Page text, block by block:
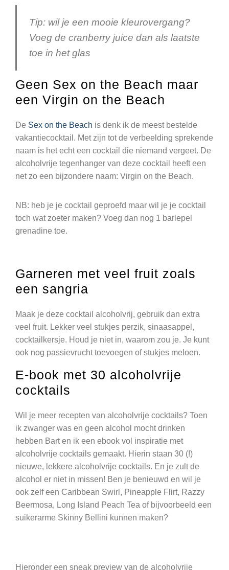
Tip: wil je een mooie kleurovergang?
Voeg de cranberry juice dan als laatste
toe in het glas
Geen Sex on the Beach maar
een Virgin on the Beach
De Sex on the Beach is denk ik de meest bestelde
vakantiecocktail. Met zijn tot de verbeelding sprekende
naam is het echt een cocktail die niemand vergeet. De
alcoholvrije tegenhanger van deze cocktail heeft een
net zo een bijzondere naam: Virgin on the Beach.
NB: heb je je cocktail geproefd maar wil je je cocktail
toch wat zoeter maken? Voeg dan nog 1 barlepel
grenadine toe.
Garneren met veel fruit zoals
een sangria
Maak je deze cocktail alcoholvrij, gebruik dan extra
veel fruit. Lekker veel stukjes perzik, sinaasappel,
cocktailkersje. Houd je niet in, waarom zou je. Je kunt
ook nog passievrucht toevoegen of stukjes meloen.
E-book met 30 alcoholvrije
cocktails
Wil je meer recepten van alcoholvrije cocktails? Toen
ik zwanger was en geen alcohol mocht drinken
hebben Bart en ik een ebook vol inspiratie met
alcoholvrije cocktails gemaakt. Hierin staan 30 (!)
nieuwe, lekkere alcoholvrije cocktails. En je zult de
alcohol er niet in missen! Ben je benieuwd en wil je
ook zelf een Caribbean Swirl, Pineapple Flirt, Razzy
Beermosa, Long Island Peach Tea of bijvoorbeeld een
suikerarme Skinny Bellini kunnen maken?
Hieronder een sneak preview van de alcoholvrije